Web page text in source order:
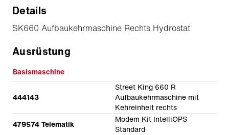
Details
SK660 Aufbaukehrmaschine Rechts Hydrostat
Ausrüstung
Basismaschine
444143
Street King 660 R
Aufbaukehrmaschine mit
Kehreinheit rechts
479574 Telematik
Modem Kit IntelliOPS
Standard